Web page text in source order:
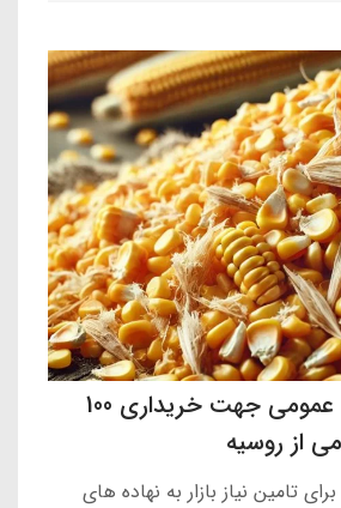
برگزاری مناقصه عمومی جهت خریداری 100
از روسیه
تامین نیاز بازار به نهاده های